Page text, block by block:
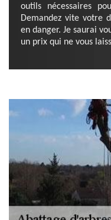
outils nécessaires
Demandez vite votre
en danger. Je saurai
un prix qui ne vous